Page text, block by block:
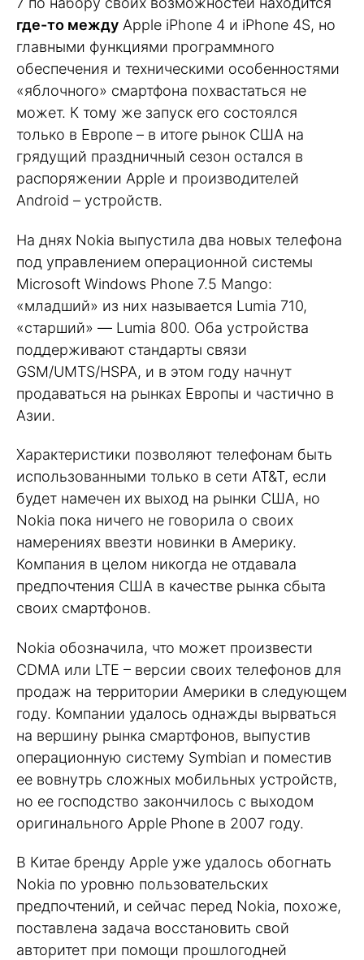
где-то между Apple iPhone 4 и iPhone 4S, но
главными функциями программного
обеспечения и техническими особенностями
«яблочного» смартфона похвастаться не
может. К тому же запуск его состоялся
только в Европе – в итоге рынок США на
грядущий праздничный сезон остался в
распоряжении Apple и производителей
Android – устройств.
На днях Nokia выпустила два новых телефона
под управлением операционной системы
Microsoft Windows Phone 7.5 Mango:
«младший» из них называется Lumia 710,
«старший» — Lumia 800. Оба устройства
поддерживают стандарты связи
GSM/UMTS/HSPA, и в этом году начнут
продаваться на рынках Европы и частично в
Азии.
Характеристики позволяют телефонам быть
использованными только в сети AT&T, если
будет намечен их выход на рынки США, но
Nokia пока ничего не говорила о своих
намерениях ввезти новинки в Америку.
Компания в целом никогда не отдавала
предпочтения США в качестве рынка сбыта
своих смартфонов.
Nokia обозначила, что может произвести
CDMA или LTE – версии своих телефонов для
продаж на территории Америки в следующем
году. Компании удалось однажды вырваться
на вершину рынка смартфонов, выпустив
операционную систему Symbian и поместив
ее вовнутрь сложных мобильных устройств,
но ее господство закончилось с выходом
оригинального Apple Phone в 2007 году.
В Китае бренду Apple уже удалось обогнать
Nokia по уровню пользовательских
предпочтений, и сейчас перед Nokia, похоже,
поставлена задача восстановить свой
авторитет при помощи прошлогодней